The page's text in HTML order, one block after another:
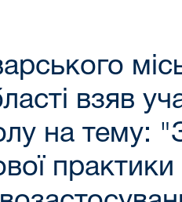
взяв
на тему:
практики